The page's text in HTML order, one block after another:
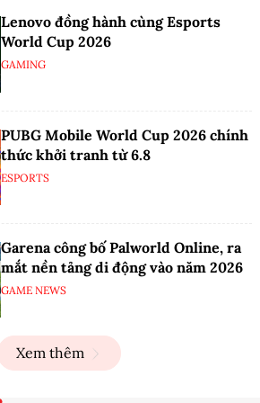
Lenovo đồng hành cùng Esports
World Cup 2026
GAMING
PUBG Mobile World Cup 2026 chính
thức khởi tranh từ 6.8
ESPORTS
Garena công bố Palworld Online, ra
mắt nền tảng di động vào năm 2026
GAME NEWS
Xem thêm